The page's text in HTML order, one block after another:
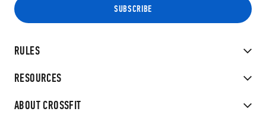
RULES
RESOURCES
ABOUT CROSSFIT